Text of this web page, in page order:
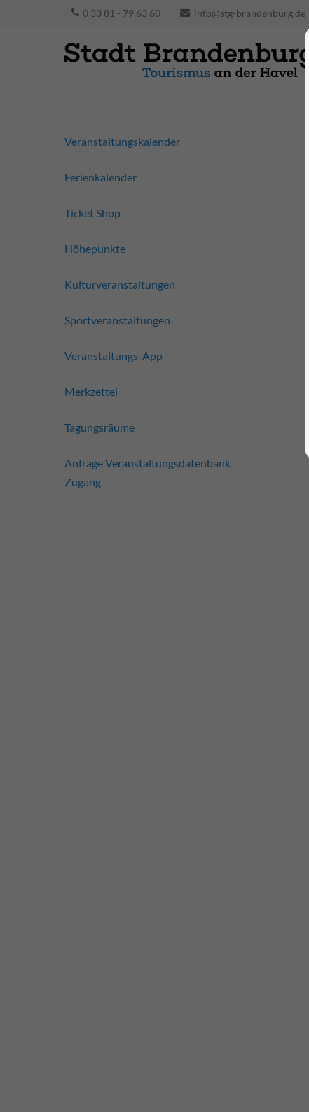
0 33 81 - 79 63 60 info@stg-brandenburg.de
Veranstaltungskalender
Ferienkalender
Ticket Shop
Höhepunkte
Kulturveranstaltungen
Sportveranstaltungen
Veranstaltungs-App
Merkzettel
Tagungsräume
Anfrage Veranstaltungsdatenbank
Zugang